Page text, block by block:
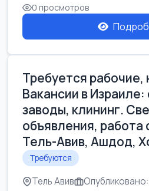
0 просмотров
Требуется
Вакансии в
заводы, клининг.
объявления, работа
Тель-Авив, Ашдод,
Требуются
Тель Авив